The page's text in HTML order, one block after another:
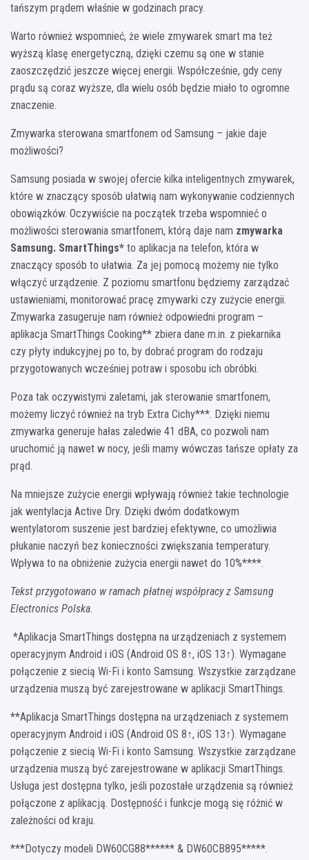
tańszym prądem właśnie w godzinach pracy.
Warto również wspomnieć, że wiele zmywarek smart ma też
wyższą klasę energetyczną, dzięki czemu są one w stanie
zaoszczędzić jeszcze więcej energii. Współcześnie, gdy ceny
prądu są coraz wyższe, dla wielu osób będzie miało to ogromne
znaczenie.
Zmywarka sterowana smartfonem od Samsung – jakie daje
możliwości?
Samsung posiada w swojej ofercie kilka inteligentnych zmywarek,
które w znaczący sposób ułatwią nam wykonywanie codziennych
obowiązków. Oczywiście na początek trzeba wspomnieć o
możliwości sterowania smartfonem, którą daje nam zmywarka
Samsung. SmartThings* to aplikacja na telefon, która w
znaczący sposób to ułatwia. Za jej pomocą możemy nie tylko
włączyć urządzenie. Z poziomu smartfonu będziemy zarządzać
ustawieniami, monitorować pracę zmywarki czy zużycie energii.
Zmywarka zasugeruje nam również odpowiedni program –
aplikacja SmartThings Cooking** zbiera dane m.in. z piekarnika
czy płyty indukcyjnej po to, by dobrać program do rodzaju
przygotowanych wcześniej potraw i sposobu ich obróbki.
Poza tak oczywistymi zaletami, jak sterowanie smartfonem,
możemy liczyć również na tryb Extra Cichy***. Dzięki niemu
zmywarka generuje hałas zaledwie 41 dBA, co pozwoli nam
uruchomić ją nawet w nocy, jeśli mamy wówczas tańsze opłaty za
prąd.
Na mniejsze zużycie energii wpływają również takie technologie
jak wentylacja Active Dry. Dzięki dwóm dodatkowym
wentylatorom suszenie jest bardziej efektywne, co umożliwia
płukanie naczyń bez konieczności zwiększania temperatury.
Wpływa to na obniżenie zużycia energii nawet do 10%****.
Tekst przygotowano w ramach płatnej współpracy z Samsung
Electronics Polska.
*Aplikacja SmartThings dostępna na urządzeniach z systemem
operacyjnym Android i iOS (Android OS 8↑, iOS 13↑). Wymagane
połączenie z siecią Wi-Fi i konto Samsung. Wszystkie zarządzane
urządzenia muszą być zarejestrowane w aplikacji SmartThings.
**Aplikacja SmartThings dostępna na urządzeniach z systemem
operacyjnym Android i iOS (Android OS 8↑, iOS 13↑). Wymagane
połączenie z siecią Wi-Fi i konto Samsung. Wszystkie zarządzane
urządzenia muszą być zarejestrowane w aplikacji SmartThings.
Usługa jest dostępna tylko, jeśli pozostałe urządzenia są również
połączone z aplikacją. Dostępność i funkcje mogą się różnić w
zależności od kraju.
***Dotyczy modeli DW60CG88****** & DW60CB895*****.